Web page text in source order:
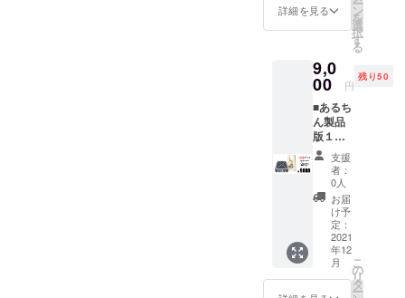
白４
個・赤
１個・
個、
カード
８１
枚、ギ
ミック
(ピラ
ミッ
ド)、厚
紙タイ
ル３
シート
(チップ
①⑤⑩
枚用・
親チッ
プ・ラ
詳細を見る ン
を
選
択
す
る
9,0
00 円
残り50
■あるち
ん製品
版１個
（ご希
望によ
り箱裏
にサイ
ン）備
考欄に
記載要
茶碗１
台、サ
イコロ
支援
者：
0人
お届
け予
定：
2021
年12
月
こ
の
リ
タ
ー